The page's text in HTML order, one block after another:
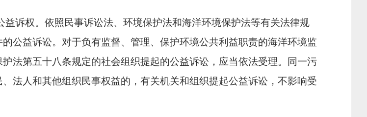
诉权。依照民事诉讼法、环境保护法和海洋环境保护法等有关法律规
公益诉讼。对于负有监督、管理、保护环境公共利益职责的海洋环境监
法第五十八条规定的社会组织提起的公益诉讼，应当依法受理。同一污
法人和其他组织民事权益的，有关机关和组织提起公益诉讼，不影响受